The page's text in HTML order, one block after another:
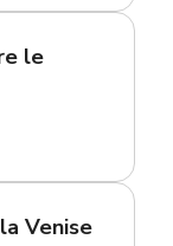
le
Venise